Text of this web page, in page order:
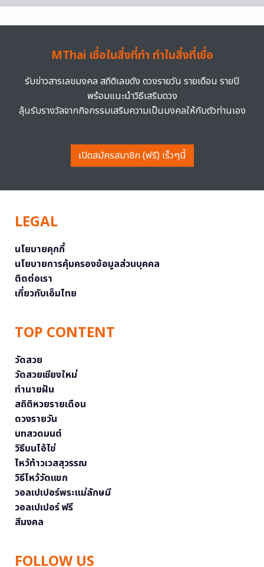
MThai เชื่อในสิ่งที่ทำ ทำในสิ่งที่เชื่อ
รับข่าวสารเลขมงคล สถิติเลขดัง ดวงรายวัน รายเดือน รายปี
พร้อมแนะนำวิธีเสริมดวง
ลุ้นรับรางวัลจากกิจกรรมเสริมความเป็นมงคลให้กับตัวท่านเอง
เปิดสมัครสมาชิก (ฟรี) เร็วๆนี้
LEGAL
นโยบายคุกกี้
นโยบายการคุ้มครองข้อมูลส่วนบุคคล
ติดต่อเรา
เกี่ยวกับเอ็มไทย
TOP CONTENT
วัดสวย
วัดสวยเชียงใหม่
ทำนายฝัน
สถิติหวยรายเดือน
ดวงรายวัน
บทสวดมนต์
วิธีบนไอ้ไข่
ไหว้ท้าวเวสสุวรรณ
วิธีไหว้วัดแขก
วอลเปเปอร์พระแม่ลักษมี
วอลเปเปอร์ ฟรี
สีมงคล
FOLLOW US